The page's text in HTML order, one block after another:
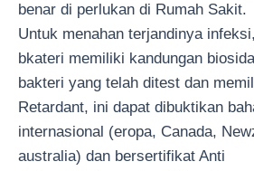
benar di perlukan di Rumah Sakit.
Untuk menahan terjandinya
bkateri memiliki kandungan
bakteri yang telah ditest dan
Retardant, ini dapat dibuktikan
internasional (eropa, Canada,
australia) dan bersertifikat Anti